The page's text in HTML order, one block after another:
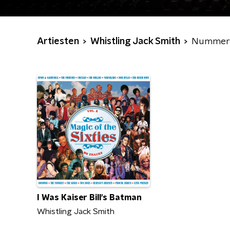
Artiesten Whistling Jack Smith
I Was Kaiser Bill's Batman
Whistling Jack Smith